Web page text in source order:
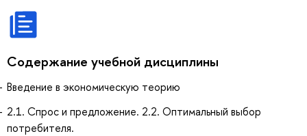
Содержание учебной дисциплины
Введение в экономическую теорию
2.1. Спрос и предложение. 2.2. Оптимальный выбор
потребителя.